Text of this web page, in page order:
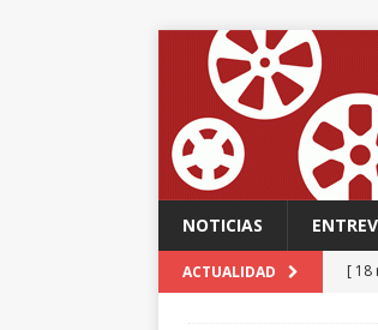
NOTICIAS
ACTUALIDAD [ 18